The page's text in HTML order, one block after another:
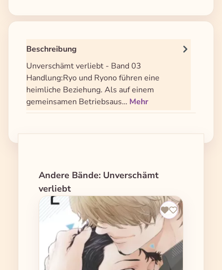
Beschreibung
Unverschämt verliebt - Band 03
Handlung:Ryo und Ryono führen eine
heimliche Beziehung. Als auf einem
gemeinsamen Betriebsaus… Mehr
Produktgalerie überspringen
Andere Bände: Unverschämt
verliebt